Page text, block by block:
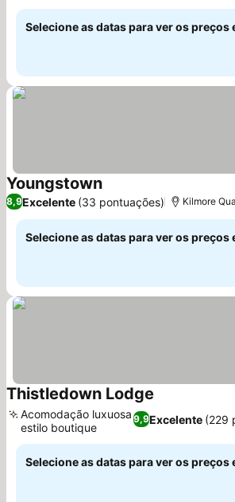
Selecione as datas para ver os preços
Youngstown
8,9Excelente (33 pontuações) Kilmore
Selecione as datas para ver os preços
Thistledown Lodge
9,9Excelente (229
Acomodação luxuosa
estilo boutique
Selecione as datas para ver os preços